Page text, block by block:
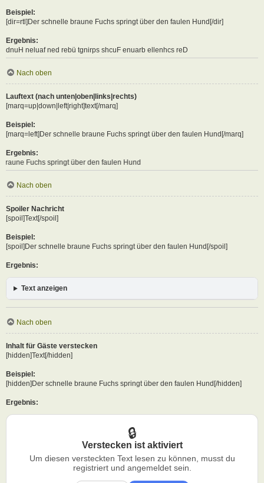
Beispiel:
[dir=rtl]Der schnelle braune Fuchs springt über den faulen Hund[/dir]
Ergebnis:
Der schnelle braune Fuchs springt über den faulen Hund
Nach oben
Lauftext (nach unten|oben|links|rechts)
[marq=up|down|left|right]text[/marq]
Beispiel:
[marq=left]Der schnelle braune Fuchs springt über den faulen Hund[/marq]
Ergebnis:
über den faulen Hund
Nach oben
Spoiler Nachricht
[spoil]Text[/spoil]
Beispiel:
[spoil]Der schnelle braune Fuchs springt über den faulen Hund[/spoil]
Ergebnis:
Text anzeigen
Nach oben
Inhalt für Gäste verstecken
[hidden]Text[/hidden]
Beispiel:
[hidden]Der schnelle braune Fuchs springt über den faulen Hund[/hidden]
Ergebnis:
Verstecken ist aktiviert
Um diesen versteckten Text lesen zu können, musst du
registriert und angemeldet sein.